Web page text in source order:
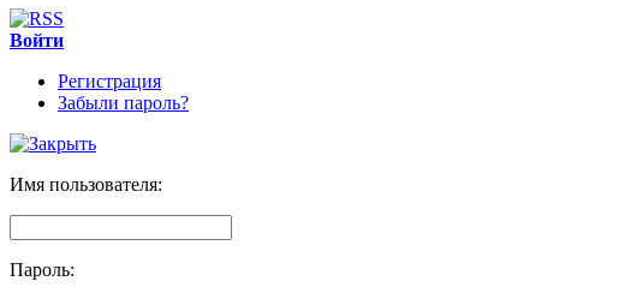
Войти
Регистрация
Забыли пароль?
Имя пользователя:
Пароль: